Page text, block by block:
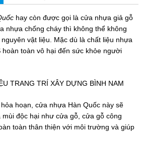
hay còn được gọi là cửa nhựa giả gỗ
nhựa chống cháy thì không thể không
vật liệu. Mặc dù là chất liệu nhựa
toàn vô hại đến sức khỏe người
hoạn, cửa nhựa Hàn Quốc này sẽ
mùi độc hại như cửa gỗ, cửa gỗ công
toàn thân thiện với môi trường và giúp